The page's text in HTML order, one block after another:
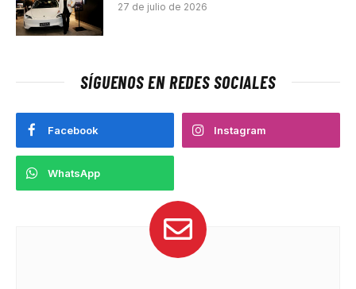
27 de julio de 2026
SÍGUENOS EN REDES SOCIALES
Facebook Instagram
WhatsApp